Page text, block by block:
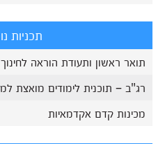
תכניות
תואר ראשון ותעודת הוראה לחינוך
רג"ב – תוכנית לימודים מואצת
מכינות קדם אקדמאיות